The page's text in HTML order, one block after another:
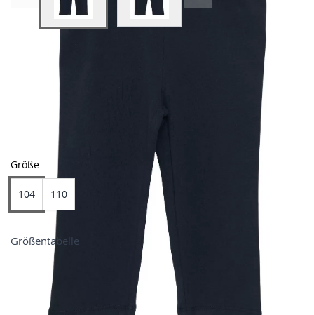
View larger image
Größe
104 110
Größentabelle
9,99 €